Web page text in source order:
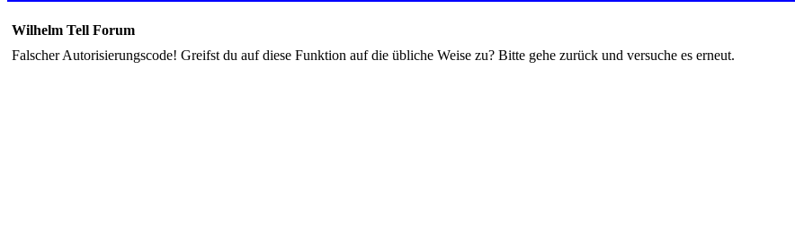
Wilhelm Tell Forum
Falscher Autorisierungscode! Greifst du auf diese Funktion auf die übliche Weise zu? Bitte gehe zurück und versuche es erneut.